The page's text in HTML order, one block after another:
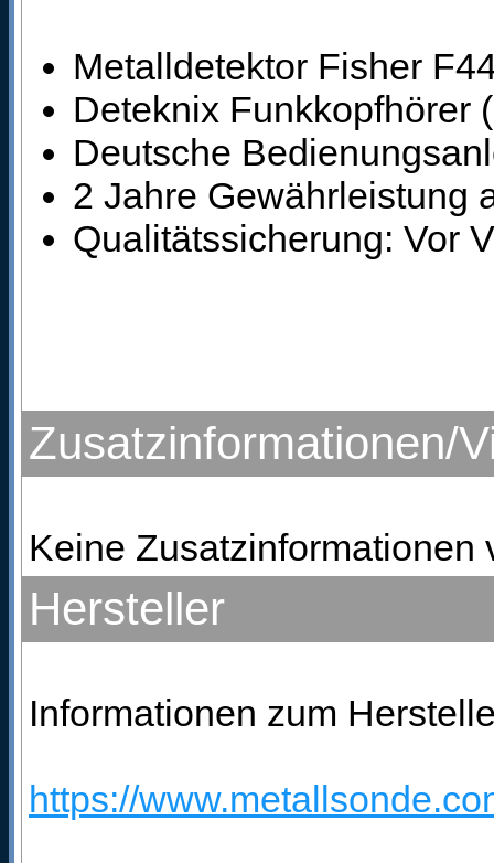
Metalldetektor Fisher
Deteknix Funkkopfhörer
Deutsche
2 Jahre Gewährleistung
Qualitätssicherung: Vor
Zusatzinformationen/
Keine Zusatzinformationen
Hersteller
Informationen zum
https://